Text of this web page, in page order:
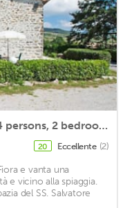
Apartment Spiga in Arcidosso - 4 persons, 2 bedrooms
20 Eccellente (2)
e vanta una
e vicino alla spiaggia.
del SS. Salvatore